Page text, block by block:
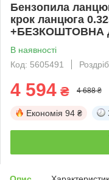
Бензопила
крок ланцюга
+БЕЗКОШТОВНА
В наявності
Код: 5605491
Роздріб
4 594 ₴ 4 688 ₴
Економія 94 ₴